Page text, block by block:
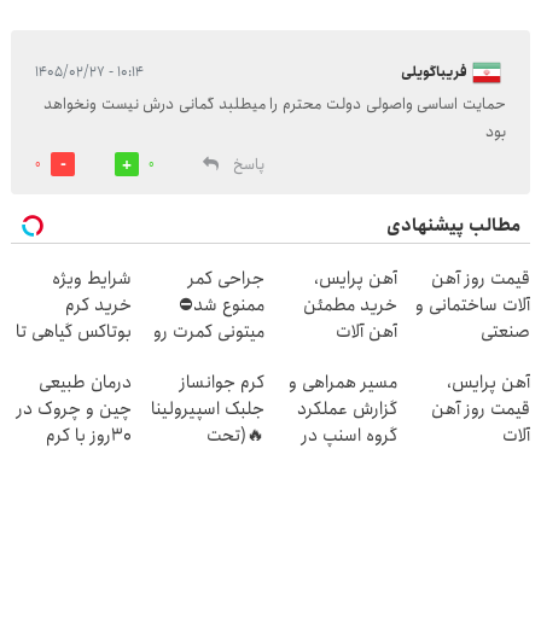
فریباگویلی ۱۰:۱۴ - ۱۴۰۵/۰۲/۲۷
حمایت اساسی واصولی دولت محترم را میطلبد گمانی درش نیست ونخواهد
بود
پاسخ
0
0
مطالب پیشنهادی
قیمت روز آهن
آلات ساختمانی و
صنعتی
آهن پرایس،
خرید مطمئن
آهن آلات
جراحی کمر
ممنوع شد⛔
میتونی کمرت رو
کنی! 👈🏻
پرسش‌نامه
شرایط ویژه
خرید کرم
بوتاکس گیاهی تا
آهن پرایس،
قیمت روز آهن
آلات
مسیر همراهی و
گزارش عملکرد
گروه اسنپ در
کرم جوانساز
جلبک اسپیرولینا
🔥(تحت
درمان طبیعی
چین و چروک در
30روز با کرم